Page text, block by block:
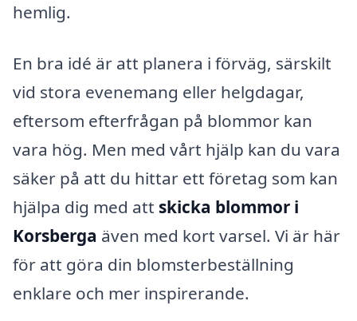
hemlig.
En bra idé är att planera i förväg, särskilt
vid stora evenemang eller helgdagar,
eftersom efterfrågan på blommor kan
vara hög. Men med vårt hjälp kan du vara
säker på att du hittar ett företag som kan
hjälpa dig med att skicka blommor i
Korsberga även med kort varsel. Vi är här
för att göra din blomsterbeställning
enklare och mer inspirerande.